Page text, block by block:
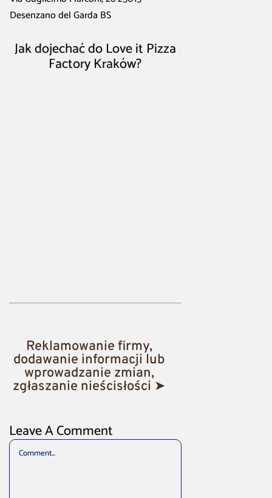
Desenzano del Garda BS
Jak dojechać do Love it Pizza
Factory Kraków?
Reklamowanie firmy,
dodawanie informacji lub
wprowadzanie zmian,
zgłaszanie nieścisłości ➤
Leave A Comment
Comment